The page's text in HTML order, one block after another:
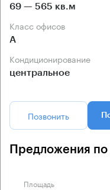
69 — 565 кв.м
Класс офисов
А
Кондиционирование
центральное
Позвонить
Предложения
Площадь